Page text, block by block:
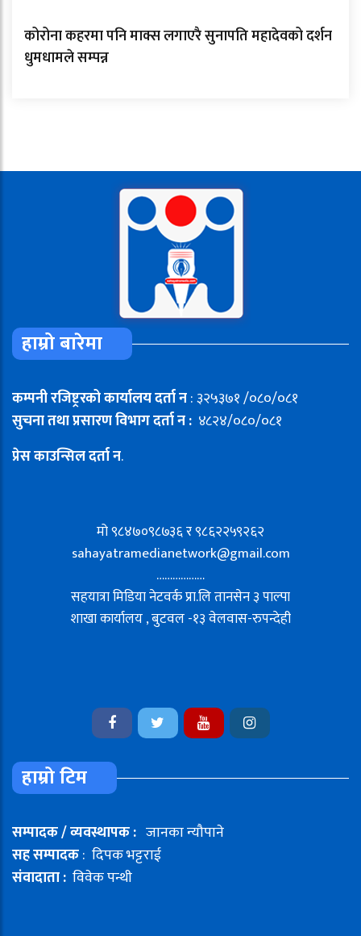
कोरोना कहरमा पनि माक्स लगाएरै सुनापति महादेवको दर्शन
धुमधामले सम्पन्न
हाम्रो बारेमा
कम्पनी रजिष्ट्ररको कार्यालय दर्ता न: ३२५३७१ /०८०/०८१
सुचना तथा प्रसारण विभाग दर्ता न : ४८२४/०८०/०८१
प्रेस काउन्सिल दर्ता न.
मो ९८४७०९८७३६ र ९८६२२५९२६२
sahayatramedianetwork@gmail.com
………………
सहयात्रा मिडिया नेटवर्क प्रा.लि तानसेन ३ पाल्पा
शाखा कार्यालय , बुटवल -१३ वेलवास-रुपन्देही
हाम्रो टिम
सम्पादक / व्यवस्थापक : जानका न्यौपाने
सह सम्पादक: दिपक भट्टराई
संवादाता : विवेक पन्थी